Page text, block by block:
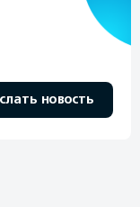
новость